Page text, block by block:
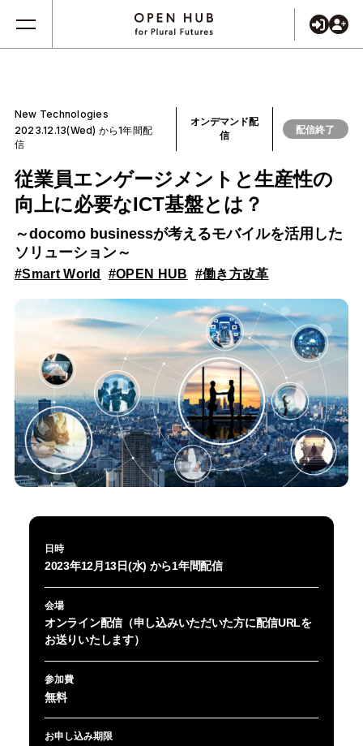
New Technologies
2023.12.13(Wed) から1年間配
信
オンデマンド配
信
配信終了
従業員エンゲージメントと生産性の
向上に必要なICT基盤とは？
～docomo businessが考えるモバイルを活用した
ソリューション～
#Smart World #OPEN HUB #働き方改革
日時
2023年12月13日(水) から1年間配信
会場
オンライン配信（申し込みいただいた方に配信URLを
お送りいたします）
参加費
無料
お申し込み期限